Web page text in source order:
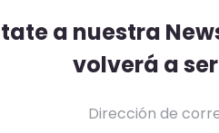
a nuestra
volverá a
Dirección de